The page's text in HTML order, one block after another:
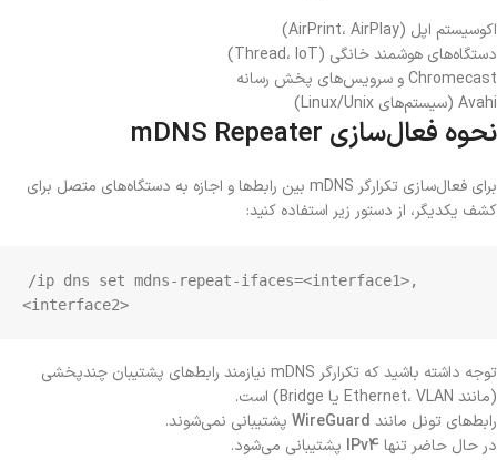
اکوسیستم اپل (AirPrint، AirPlay)
دستگاه‌های هوشمند خانگی (Thread، IoT)
Chromecast و سرویس‌های پخش رسانه
Avahi (سیستم‌های Linux/Unix)
نحوه فعال‌سازی mDNS Repeater
برای فعال‌سازی تکرارگر mDNS بین رابط‌ها و اجازه به دستگاه‌های متصل برای
کشف یکدیگر، از دستور زیر استفاده کنید:
/ip dns set mdns-repeat-ifaces=<interface1>,
<interface2>
توجه داشته باشید که تکرارگر mDNS نیازمند رابط‌های پشتیبان چندپخشی
(مانند Ethernet، VLAN یا Bridge) است.
رابط‌های تونل مانند WireGuard پشتیبانی نمی‌شوند.
در حال حاضر تنهاIPv4 پشتیبانی می‌شود.